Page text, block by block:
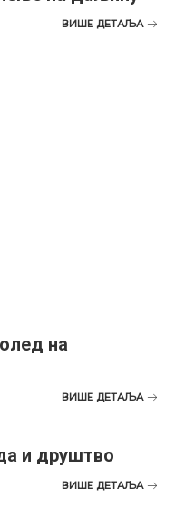
ВИШЕ ДЕТАЉА
на
ВИШЕ ДЕТАЉА
и друштво
ВИШЕ ДЕТАЉА